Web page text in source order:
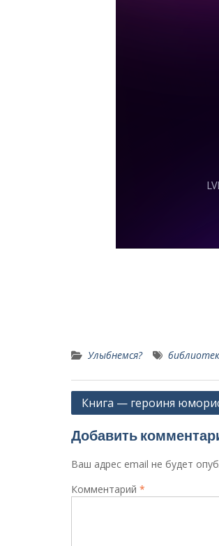
Улыбнемся?
Навигация
записям
Книга — героиня
Добавить
Ваш адрес email не будет
Комментарий *